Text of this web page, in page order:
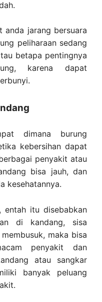
anda jarang bersuara
peliharaan sedang
betapa pentingnya
karena dapat
dimana burung
kebersihan dapat
penyakit atau
bisa jauh, dan
kesehatannya.
entah itu disebabkan
di kandang, sisa
maka bisa
penyakit dan
atau sangkar
banyak peluang